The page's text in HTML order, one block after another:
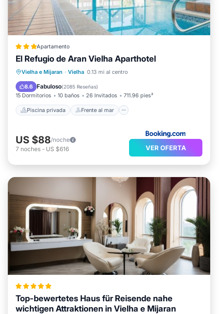
Apartamento
El Refugio de Aran Vielha Aparthotel
Vielha e Mijaran · Vielha 0.13 mi al centro
8.6 Fabuloso(2085 Reseñas)
15 Dormitorios 10 baños 26 Invitados 711.96 pies²
Piscina privada Frente al mar
Piscina privada
Frente al mar
Aparcamiento
US $88/noche
7 noches - US $616 VER OFERTA
Top-bewertetes Haus für Reisende nahe
wichtigen Attraktionen in Vielha e Mijaran